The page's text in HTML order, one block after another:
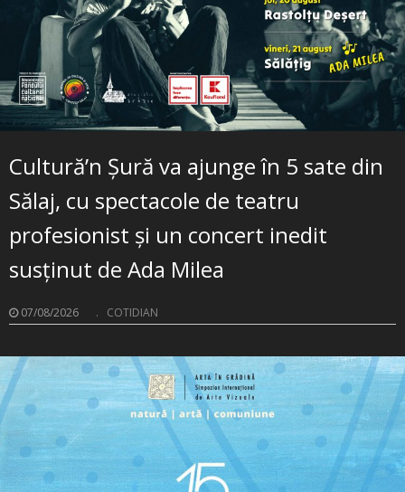
Cultură’n Șură va ajunge în 5 sate din
Sălaj, cu spectacole de teatru
profesionist și un concert inedit
susținut de Ada Milea
07/08/2026 . COTIDIAN